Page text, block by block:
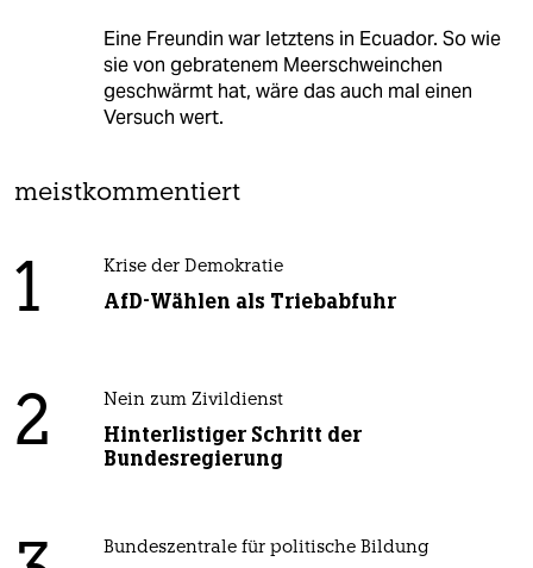
Eine Freundin war letztens in Ecuador. So wie
sie von gebratenem Meerschweinchen
geschwärmt hat, wäre das auch mal einen
Versuch wert.
meistkommentiert
1 Krise der Demokratie
AfD-Wählen als Triebabfuhr
2 Nein zum Zivildienst
Hinterlistiger Schritt der
Bundesregierung
Bundeszentrale für politische Bildung